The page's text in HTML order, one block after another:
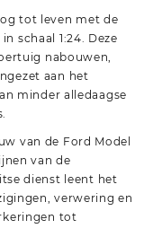
tot leven met de
schaal 1:24. Deze
nabouwen,
aan het
minder alledaagse
van de Ford Model
van de
dienst leent het
verwering en
tot